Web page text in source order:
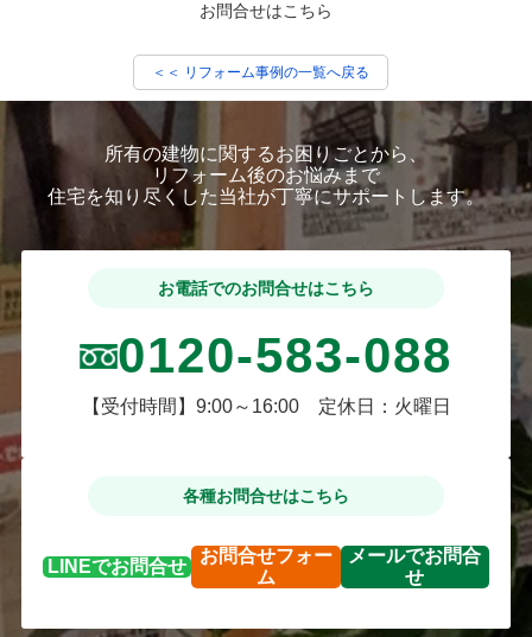
お問合せはこちら
＜＜ リフォーム事例の一覧へ戻る
所有の建物に関するお困りごとから、
リフォーム後のお悩みまで
住宅を知り尽くした当社が丁寧にサポートします。
お電話でのお問合せはこちら
0120-583-088
【受付時間】9:00～16:00 定休日：火曜日
各種お問合せはこちら
LINEでお問合せ
お問合せフォー
ム
メールでお問合
せ